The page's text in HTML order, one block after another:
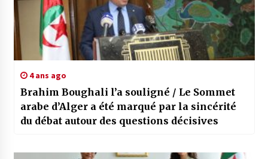
4 ans ago
Brahim Boughali l’a souligné / Le Sommet
arabe d’Alger a été marqué par la sincérité
du débat autour des questions décisives